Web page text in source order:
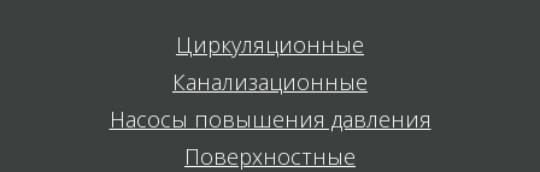
Циркуляционные
Канализационные
Насосы повышения давления
Поверхностные